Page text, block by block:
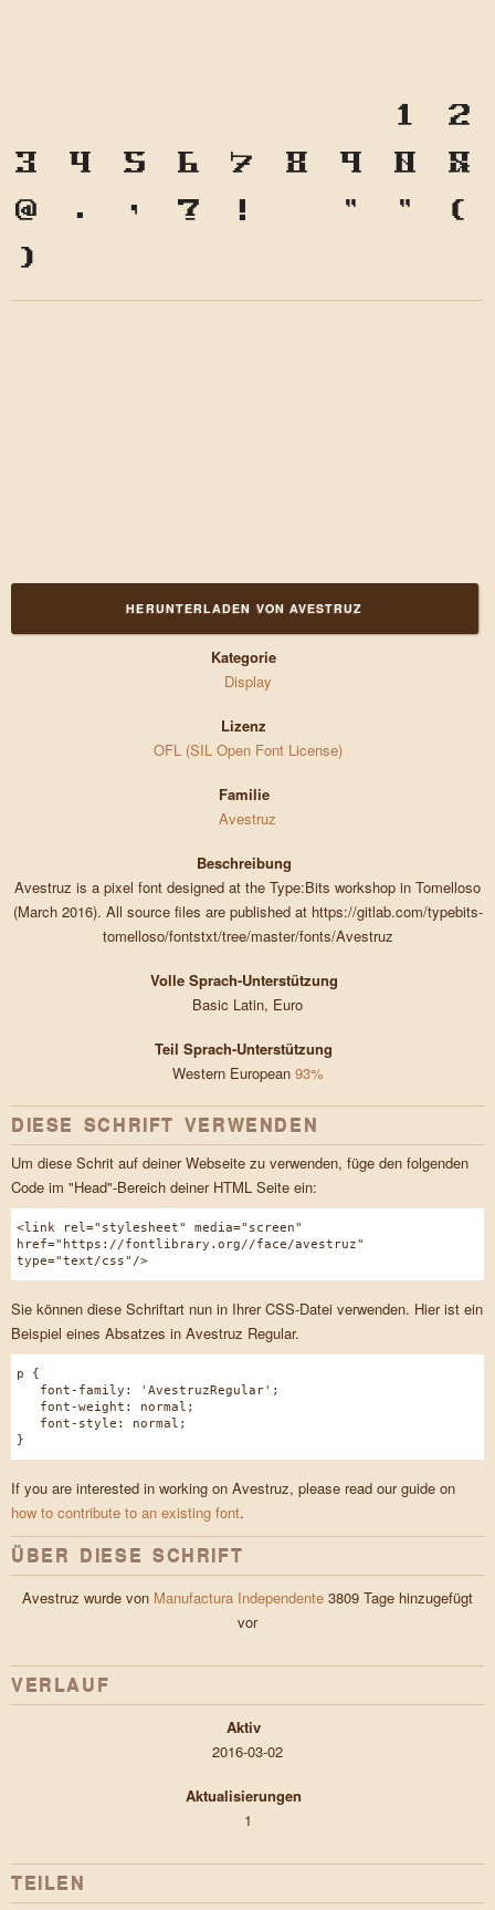
1
2
3
4 5 6 7 8 9 0
&
@
. , ? ! " "
(
)
HERUNTERLADEN VON AVESTRUZ
Kategorie
Display
Lizenz
OFL (SIL Open Font License)
Familie
Avestruz
Beschreibung
Avestruz is a pixel font designed at the Type:Bits workshop in Tomelloso
(March 2016). All source files are published at https://gitlab.com/typebits-
tomelloso/fontstxt/tree/master/fonts/Avestruz
Volle Sprach-Unterstützung
Basic Latin, Euro
Teil Sprach-Unterstützung
Western European 93%
DIESE SCHRIFT VERWENDEN
Um diese Schrit auf deiner Webseite zu verwenden, füge den folgenden
Code im "Head"-Bereich deiner HTML Seite ein:
<link rel="stylesheet" media="screen"
href="https://fontlibrary.org//face/avestruz"
type="text/css"/>
Sie können diese Schriftart nun in Ihrer CSS-Datei verwenden. Hier ist ein
Beispiel eines Absatzes in Avestruz Regular.
p {
font-family: 'AvestruzRegular';
font-weight: normal;
font-style: normal;
}
If you are interested in working on Avestruz, please read our guide on
how to contribute to an existing font.
ÜBER DIESE SCHRIFT
Avestruz wurde von Manufactura Independente 3809 Tage hinzugefügt
vor
VERLAUF
Aktiv
2016-03-02
Aktualisierungen
1
TEILEN